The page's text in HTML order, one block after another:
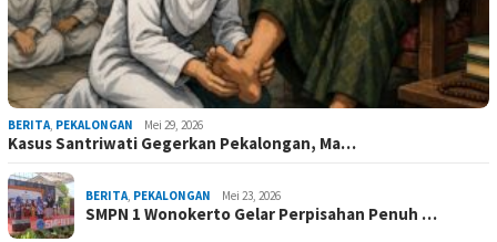
BERITA PEKALONGAN Mei 29, 2026
Kasus Santriwati Gegerkan Pekalongan, Ma…
BERITA PEKALONGAN Mei 23, 2026
SMPN 1 Wonokerto Gelar Perpisahan Penuh …